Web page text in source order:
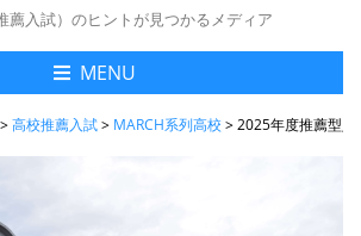
薦入試）のヒントが見つかるメディア
MENU
>高校推薦入試> MARCH系列高校>2025年度推薦型